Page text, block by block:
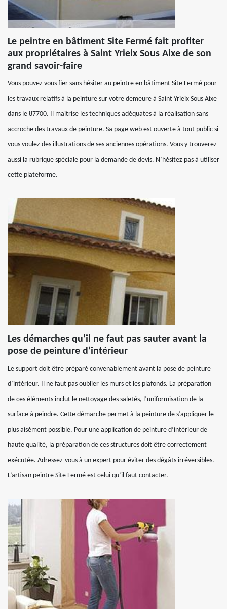
Le peintre en bâtiment Site Fermé fait profiter
aux propriétaires à Saint Yrieix Sous Aixe de son
grand savoir-faire
Vous pouvez vous fier sans hésiter au peintre en bâtiment Site Fermé pour
les travaux relatifs à la peinture sur votre demeure à Saint Yrieix Sous Aixe
dans le 87700. Il maitrise les techniques adéquates à la réalisation sans
accroche des travaux de peinture. Sa page web est ouverte à tout public si
vous voulez des illustrations de ses anciennes opérations. Vous y trouverez
aussi la rubrique spéciale pour la demande de devis. N’hésitez pas à utiliser
cette plateforme.
Les démarches qu’il ne faut pas sauter avant la
pose de peinture d’intérieur
Le support doit être préparé convenablement avant la pose de peinture
d’intérieur. Il ne faut pas oublier les murs et les plafonds. La préparation
de ces éléments inclut le nettoyage des saletés, l’uniformisation de la
surface à peindre. Cette démarche permet à la peinture de s’appliquer le
plus aisément possible. Pour une application de peinture d’intérieur de
haute qualité, la préparation de ces structures doit être correctement
exécutée. Adressez-vous à un expert pour éviter des dégâts irréversibles.
L’artisan peintre Site Fermé est celui qu’il faut contacter.